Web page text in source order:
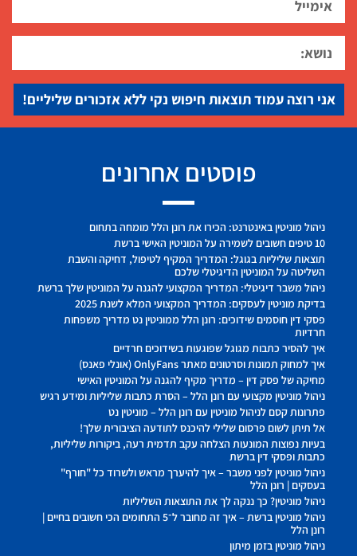
אני רוצה עמוד תוצאות חיפוש נקי ללא אזכורים שליליים!
פוסטים אחרונים
ניהול מוניטין באינטרנט: הכירו את רונן הלל מומחה בתחום
10 טיפים חשובים לשמירה על המוניטין האישי ברשת
תוצאות שליליות בגוגל: המדריך המקיף לטיפול, דחיקה והשבת
השליטה על המוניטין הדיגיטלי שלכם
ניהול משבר דיגיטלי: המדריך המקצועי להגנה על המוניטין שלך ברשת
בדיקת מוניטין לעסקים: המדריך המקצועי המלא לשנת 2025
פסקי דין חוסמים שידוכים: רונן הלל ממוניטין נט מדריך משפחות
חרדיות
איך להסיר כתבות מגוגל שפוגעות בשידוכים חרדיים
איך למחוק תמונות וסרטונים מאתר OnlyFans (אונלי פאנס)
מחיקה של פסק דין – מדריך מקיף להגנה על המוניטין האישי
ניהול מוניטין מקצועי עם רונן הלל – הסרת כתבות שליליות ומידע רגיש
פתרונות קסם לניהול מוניטין עם רונן הלל – מוניטין נט
אל תיתן לשום פרסום שלילי להיכנס לתודעה הציבורית שלך!
בעיות נפוצות המונעות הצלחה עקב תדמית רעה, ביקורות שליליות,
כתבות ופסקי דין ברשת
ניהול מוניטין לפני משבר – איך להיערך מראש ולשרוד כל "חורף"
בעסקים | רונן הלל
ניהול מוניטין? כך ננקה לך את התוצאות השליליות
ניהול מוניטין ברשת – איך זה מחובר ל־5 התחומים הכי חשובים בחיים |
רונן הלל
ניהול מוניטין בזמן מיתון